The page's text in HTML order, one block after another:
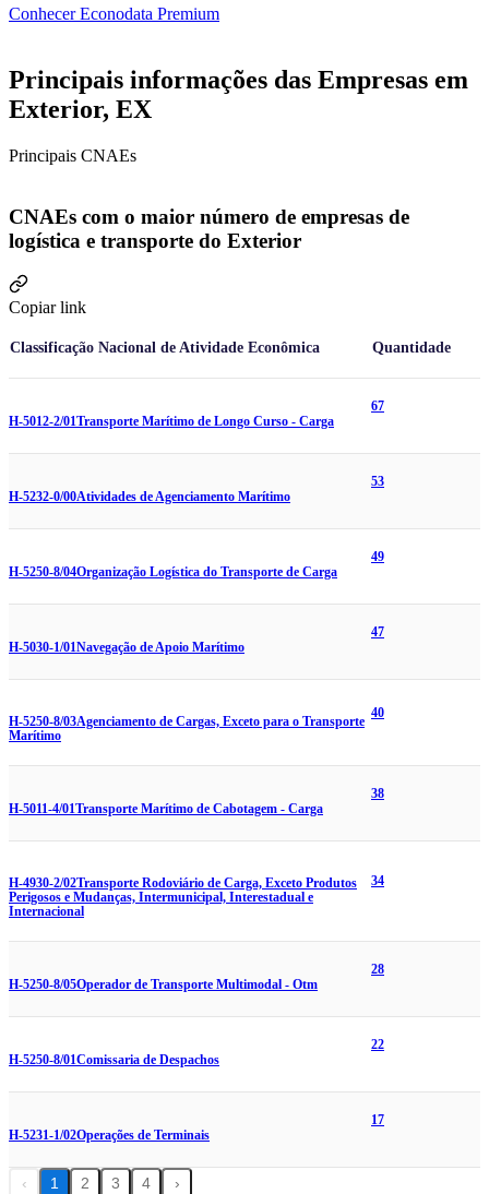
Conhecer Econodata Premium
Principais informações das Empresas em
Exterior, EX
Principais CNAEs
CNAEs com o maior número de empresas de
logística e transporte do Exterior
Copiar link
Classificação Nacional de Atividade Econômica Quantidade
H-5012-2/01Transporte Marítimo de Longo Curso - Carga
67
H-5232-0/00Atividades de Agenciamento Marítimo
53
H-5250-8/04Organização Logística do Transporte de Carga
49
H-5030-1/01Navegação de Apoio Marítimo
47
H-5250-8/03Agenciamento de Cargas, Exceto para o Transporte
Marítimo
40
H-5011-4/01Transporte Marítimo de Cabotagem - Carga
38
H-4930-2/02Transporte Rodoviário de Carga, Exceto Produtos
Perigosos e Mudanças, Intermunicipal, Interestadual e
Internacional
34
H-5250-8/05Operador de Transporte Multimodal - Otm
28
H-5250-8/01Comissaria de Despachos
22
H-5231-1/02Operações de Terminais
17
‹ 1 2 3 4 ›